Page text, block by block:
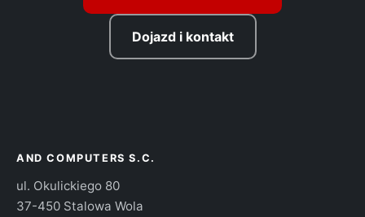
Dojazd i kontakt
AND COMPUTERS S.C.
ul. Okulickiego 80
37-450 Stalowa Wola